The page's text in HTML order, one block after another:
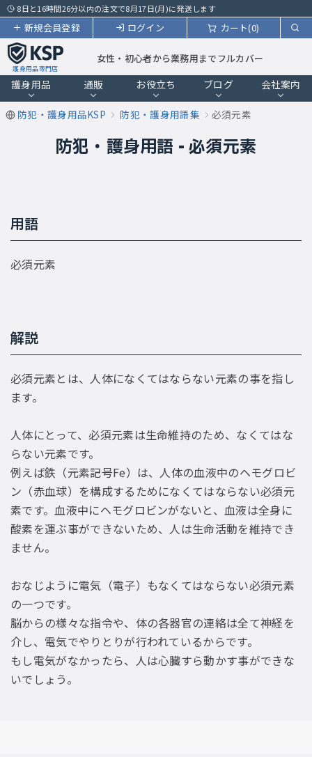
8日と16時間26分以内の注文で8月17日(月)に発送します
カート(0)
ログイン
新規会員登録
護身用品専門店
女性・初心者から業務用までフルカバー
護身用品 通販 お役立ち ブログ 会社案内
防犯・護身用品KSP 防犯・護身用語集 必須元素
防犯・護身用語 - 必須元素
用語
必須元素
解説
必須元素とは、人体になくてはならない元素の事を指し
ます。
人体にとって、必須元素は生命維持のため、なくてはな
らない元素です。
例えば鉄（元素記号Fe）は、人体の血液中のヘモグロビ
ン（赤血球）を構成するためになくてはならない必須元
素です。血液中にヘモグロビンがないと、血液は全身に
酸素を運ぶ事ができないため、人は生命活動を維持でき
ません。
おなじように電気（電子）もなくてはならない必須元素
の一つです。
脳からの様々な指令や、体の各器官の連絡は全て神経を
介し、電気でやりとりが行われているからです。
もし電気がなかったら、人は心臓すら動かす事ができな
いでしょう。